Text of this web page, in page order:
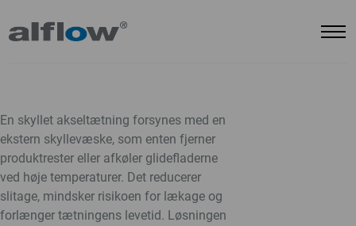
En skyllet akseltætning forsynes med en
ekstern skyllevæske, som enten fjerner
produktrester eller afkøler glidefladerne
ved høje temperaturer. Det reducerer
slitage, mindsker risikoen for lækage og
forlænger tætningens levetid. Løsningen